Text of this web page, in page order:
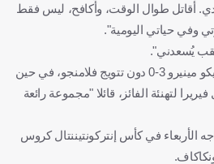
أقاتل طوال الوقت، وأُكافح، ليس فقط
وفي حياتي اليومية".
يُسعدني".
ولم يحل فوز بالميراس على أتلتيكو مينيرو 3-0 دون تتويج فلامنجو، في حين
لتهنئة الفائز، قائلا "مجموعة رائعة
الأربعاء في كأس إنتركونتيننتال كروس